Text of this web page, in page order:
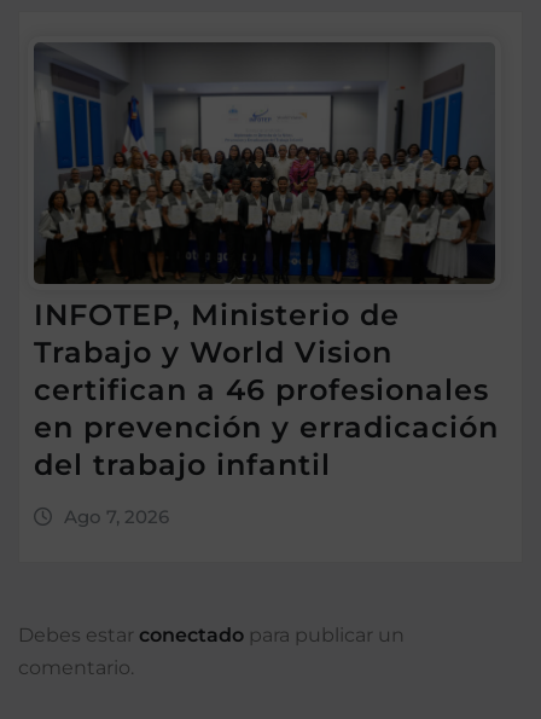
INFOTEP, Ministerio de
Trabajo y World Vision
certifican a 46 profesionales
en prevención y erradicación
del trabajo infantil
Ago 7, 2026
Debes estar conectado para publicar un
comentario.